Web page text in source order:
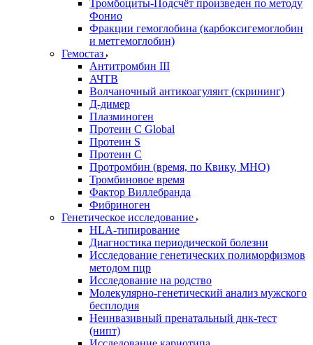
Тромбоциты-Подсчёт произведен по методу
Фонио
Фракции гемоглобина (карбоксигемоглобин
и метгемоглобин)
Гемостаз
Антитромбин III
АЧТВ
Волчаночный антикоагулянт (скрининг)
Д-димер
Плазминоген
Протеин C Global
Протеин S
Протеин С
Протромбин (время, по Квику, МНО)
Тромбиновое время
Фактор Виллебранда
Фибриноген
Генетическое исследование
HLA-типирование
Диагностика периодической болезни
Исследование генетических полиморфизмов
методом пцр
Исследование на родство
Молекулярно-генетический анализ мужского
бесплодия
Неинвазивный пренатальный днк-тест
(нипт)